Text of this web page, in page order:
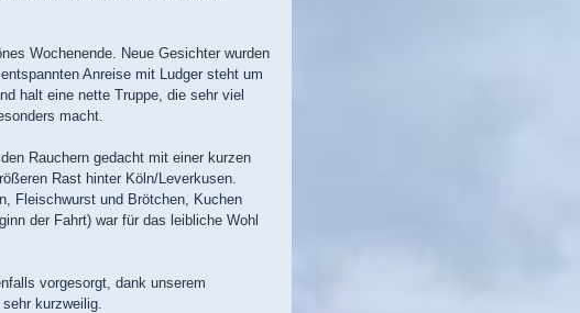
Wochenende. Neue Gesichter wurden
Anreise mit Ludger steht um
halt eine nette Truppe, die sehr viel
macht.
Rauchern gedacht mit einer kurzen
Rast hinter Köln/Leverkusen.
Fleischwurst und Brötchen, Kuchen
der Fahrt) war für das leibliche Wohl
vorgesorgt, dank unserem
kurzweilig.